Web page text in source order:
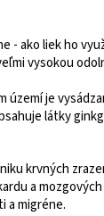
- ako liek ho
vysokou
území je
látky
krvných
a
a migréne.